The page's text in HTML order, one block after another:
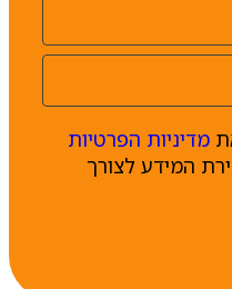
מדיניות הפרטיות
המידע לצורך